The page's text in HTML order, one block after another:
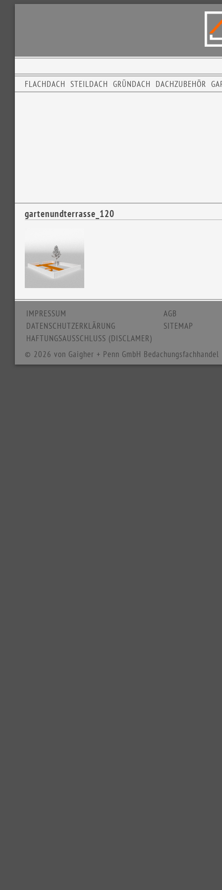
DACHZUBEHÖR
GRÜNDACH
STEILDACH
FLACHDACH
gartenundterrasse_120
IMPRESSUM
DATENSCHUTZERKLÄRUNG
HAFTUNGSAUSSCHLUSS (DISCLAMER)
AGB
SITEMAP
© 2026 von Gaigher + Penn GmbH Bedachungsfachhandel